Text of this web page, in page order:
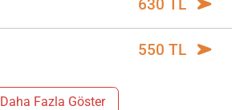
630 TL
550 TL
Daha Fazla Göster